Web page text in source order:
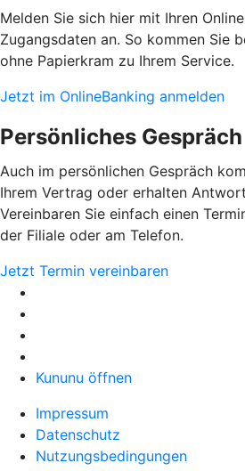
Melden Sie sich hier mit Ihren
Zugangsdaten an. So kommen Sie
ohne Papierkram zu Ihrem Service.
Jetzt im OnlineBanking anmelden
Persönliches Gespräch
Auch im persönlichen Gespräch
Ihrem Vertrag oder erhalten
Vereinbaren Sie einfach einen
der Filiale oder am Telefon.
Jetzt Termin vereinbaren
Kununu öffnen
Impressum
Datenschutz
Nutzungsbedingungen